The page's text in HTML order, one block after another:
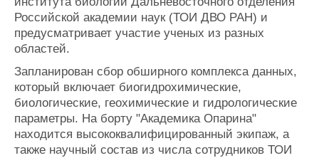
Реклама
Выставки и семинары
Личности
Словарь
Отзывы
Все службы
Российской академии наук (ТОИ ДВО РАН) и
предусматривает участие ученых из разных
областей.
Запланирован сбор обширного комплекса данных,
который включает биогидрохимические,
биологические, геохимические и гидрологические
параметры. На борту "Академика Опарина"
находится высококвалифицированный экипаж, а
также научный состав из числа сотрудников ТОИ